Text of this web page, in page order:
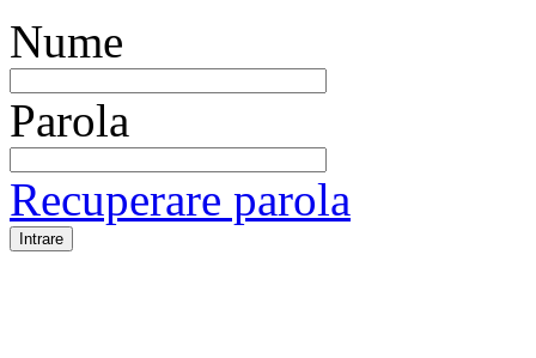
Nume
Parola
Recuperare parola